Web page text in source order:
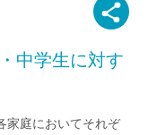
中学生に対す
家庭においてそれぞ